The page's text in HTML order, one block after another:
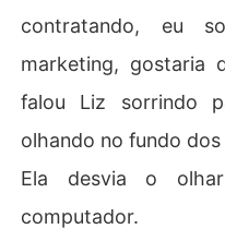
contratando, eu
marketing, gostaria
falou Liz sorrindo
olhando no fundo
Ela desvia o
computador.